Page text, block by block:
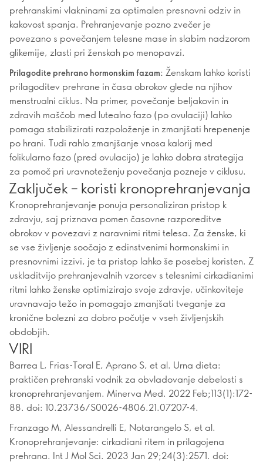
prehranskimi vlakninami za optimalen presnovni odziv in
kakovost spanja. Prehranjevanje pozno zvečer je
povezano s povečanjem telesne mase in slabim nadzorom
glikemije, zlasti pri ženskah po menopavzi.
Prilagodite prehrano hormonskim fazam: Ženskam lahko koristi
prilagoditev prehrane in časa obrokov glede na njihov
menstrualni ciklus. Na primer, povečanje beljakovin in
zdravih maščob med lutealno fazo (po ovulaciji) lahko
pomaga stabilizirati razpoloženje in zmanjšati hrepenenje
po hrani. Tudi rahlo zmanjšanje vnosa kalorij med
folikularno fazo (pred ovulacijo) je lahko dobra strategija
za pomoč pri uravnoteženju povečanja pozneje v ciklusu.
Zaključek – koristi kronoprehranjevanja
Kronoprehranjevanje ponuja personaliziran pristop k
zdravju, saj priznava pomen časovne razporeditve
obrokov v povezavi z naravnimi ritmi telesa. Za ženske, ki
se vse življenje soočajo z edinstvenimi hormonskimi in
presnovnimi izzivi, je ta pristop lahko še posebej koristen. Z
uskladitvijo prehranjevalnih vzorcev s telesnimi cirkadianimi
ritmi lahko ženske optimizirajo svoje zdravje, učinkoviteje
uravnavajo težo in pomagajo zmanjšati tveganje za
kronične bolezni za dobro počutje v vseh življenjskih
obdobjih.
VIRI
Barrea L, Frias-Toral E, Aprano S, et al. Urna dieta:
praktičen prehranski vodnik za obvladovanje debelosti s
kronoprehranjevanjem. Minerva Med. 2022 Feb;113(1):172-
88. doi: 10.23736/S0026-4806.21.07207-4.
Franzago M, Alessandrelli E, Notarangelo S, et al.
Kronoprehranjevanje: cirkadiani ritem in prilagojena
prehrana. Int J Mol Sci. 2023 Jan 29;24(3):2571. doi: